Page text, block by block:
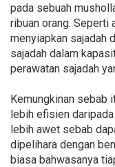
pada sebuah
ribuan orang. Seperti
menyiapkan sajadah
sajadah dalam
perawatan sajadah
Kemungkinan sebab
lebih efisien daripada
lebih awet sebab
dipelihara dengan
biasa bahwasanya